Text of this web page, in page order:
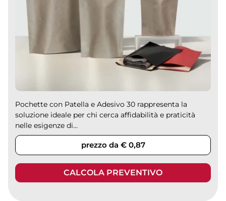
Pochette con Patella e Adesivo 30 rappresenta la
soluzione ideale per chi cerca affidabilità e praticità
nelle esigenze di...
prezzo da € 0,87
CALCOLA PREVENTIVO